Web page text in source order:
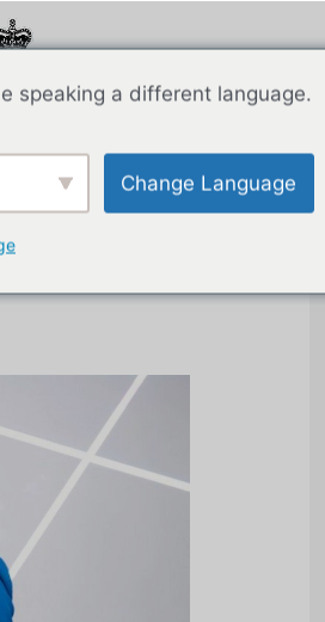
Блог Связаться с нами
speaking a different language.
Change Language